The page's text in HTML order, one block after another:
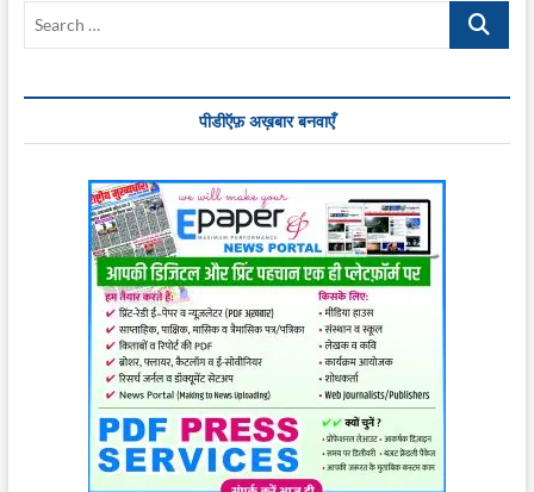
Search
पीडीऍफ़ अख़बार बनवाएँ